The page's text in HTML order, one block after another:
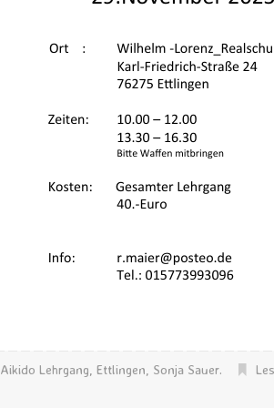
Aikido Lehrgang,Ettlingen, Sonja Sauer.